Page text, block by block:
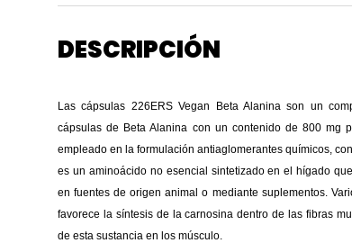
DESCRIPCIÓN
Las cápsulas 226ERS Vegan Beta Alanina son un
cápsulas de Beta Alanina con un contenido de 800 mg
empleado en la formulación antiaglomerantes químicos,
es un aminoácido no esencial sintetizado en el hígado
en fuentes de origen animal o mediante suplementos.
favorece la síntesis de la carnosina dentro de las fibras
de esta sustancia en los músculo.